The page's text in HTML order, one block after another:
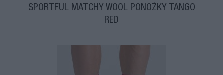
SPORTFUL MATCHY WOOL PONOŽKY TANGO
RED